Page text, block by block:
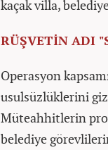
kaçak villa,
RÜŞVETİN ADI
Operasyon
usulsüzlüklerini
Müteahhitlerin
belediye